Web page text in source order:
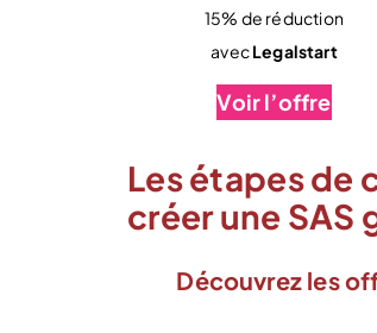
15% de réduction
avecLegalstart
Voir l’offre
Les étapes de
créer une SAS
Découvrez les